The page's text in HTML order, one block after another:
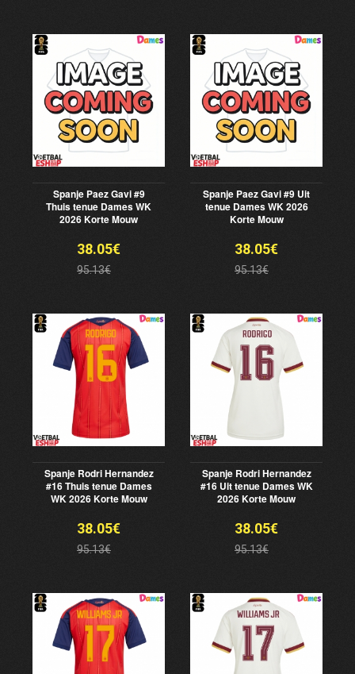
Spanje Paez Gavi #9
Thuis tenue Dames WK
2026 Korte Mouw
38.05€
95.13€
Spanje Paez Gavi #9 Uit
tenue Dames WK 2026
Korte Mouw
38.05€
95.13€
Spanje Rodri Hernandez
#16 Thuis tenue Dames
WK 2026 Korte Mouw
38.05€
95.13€
Spanje Rodri Hernandez
#16 Uit tenue Dames WK
2026 Korte Mouw
38.05€
95.13€